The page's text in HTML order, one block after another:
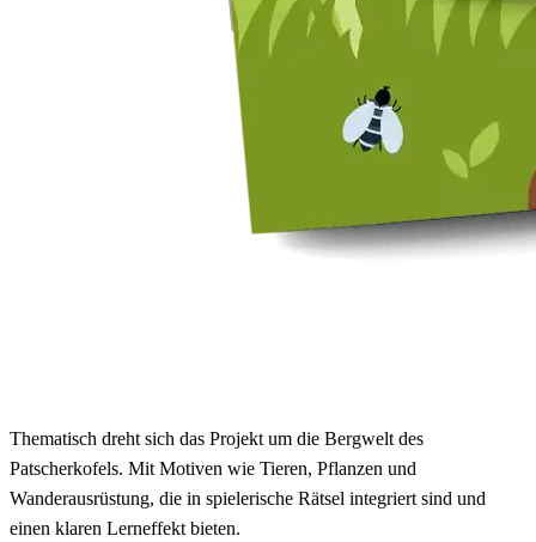
Thematisch dreht sich das Projekt um die Bergwelt des
Patscherkofels. Mit Motiven wie Tieren, Pflanzen und
Wanderausrüstung, die in spielerische Rätsel integriert sind und
einen klaren Lerneffekt bieten.